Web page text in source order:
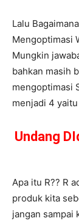
Lalu
Mengoptimasi
Mungkin
bahkan masih
mengoptimasi
menjadi 4 yaitu
Undang
Apa itu R?? R
produk kita
jangan sampai